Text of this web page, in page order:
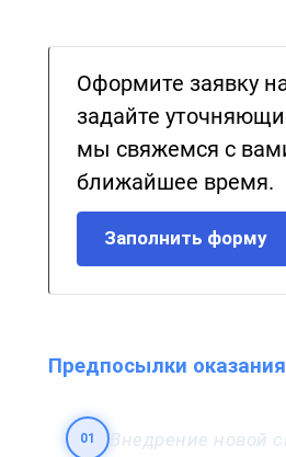
Оформите заявку
задайте
мы свяжемся с
ближайшее время.
Заполнить форму
Предпосылки оказания
01
Внедрение новой